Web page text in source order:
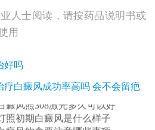
人士阅读，请按药品说明书或
用
好吗
疗白癜风成功率高吗 会不会留疤
癜风吃药能治好吗
癜风患者能晒太阳吗
照初期白癜风是什么样子
癜风饮食要注意哪些事项